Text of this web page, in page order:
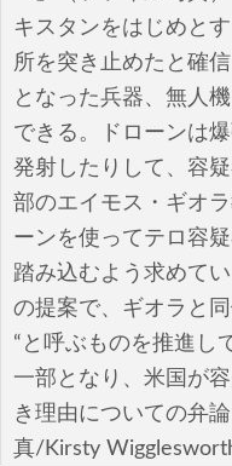
エネルギー・
サイバーセキ
航空宇宙・防
国境・移民政
コメンタリー
社説
キスタンをはじめと
所を突き止めたと確
となった兵器、無人
できる。ドローンは
発射したりして、容
部のエイモス・ギオ
ーンを使ってテロ容
踏み込むよう求めて
の提案で、ギオラと
“と呼ぶものを推進し
一部となり、米国が
き理由についての弁
真/Kirsty